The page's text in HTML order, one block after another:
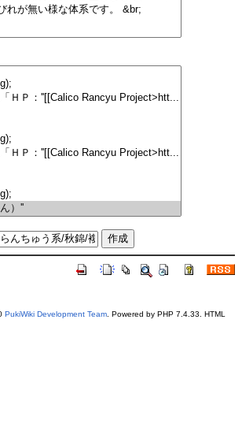
PukiWiki Development Team. Powered by PHP 7.4.33. HTML